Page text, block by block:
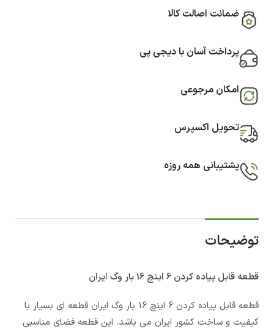
ضمانت اصالت کالا
پرداخت آسان با دیجی پی
امکان مرجوعی
تحویل اکسپرس
پشتیبانی همه روزه
توضیحات
قطعه قابل پیاده کردن 6 اینچ 16 بار وگ ایران
قطعه قابل پیاده کردن 6 اینچ 16 بار وگ ایران قطعه ای بسیار با
کیفیت و ساخت کشور ایران می باشد. این قطعه فضای مناسبی